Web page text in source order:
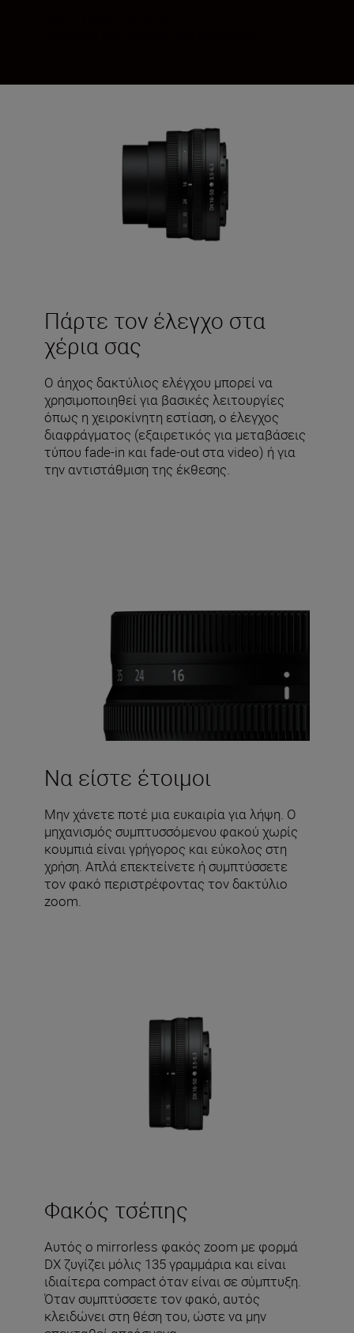
Πάρτε τον έλεγχο στα
χέρια σας
Ο άηχος δακτύλιος ελέγχου μπορεί να
χρησιμοποιηθεί για βασικές λειτουργίες
όπως η χειροκίνητη εστίαση, ο έλεγχος
διαφράγματος (εξαιρετικός για μεταβάσεις
τύπου fade-in και fade-out στα video) ή για
την αντιστάθμιση της έκθεσης.
Να είστε έτοιμοι
Μην χάνετε ποτέ μια ευκαιρία για λήψη. Ο
μηχανισμός συμπτυσσόμενου φακού χωρίς
κουμπιά είναι γρήγορος και εύκολος στη
χρήση. Απλά επεκτείνετε ή συμπτύσσετε
τον φακό περιστρέφοντας τον δακτύλιο
zoom.
Φακός τσέπης
Αυτός ο mirrorless φακός zoom με φορμά
DX ζυγίζει μόλις 135 γραμμάρια και είναι
ιδιαίτερα compact όταν είναι σε σύμπτυξη.
Όταν συμπτύσσετε τον φακό, αυτός
κλειδώνει στη θέση του, ώστε να μην